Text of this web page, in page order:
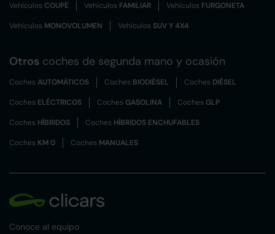
VehículosCOUPÉ Vehículos FAMILIAR Vehículos FURGONETA
Vehículos MONOVOLUMEN Vehículos SUV Y 4X4
Otros coches de segunda mano y ocasión
CochesAUTOMÁTICOS Coches BIODIÉSEL Coches DIÉSEL
Coches ELÉCTRICOS CochesGASOLINA CochesGLP
Coches HÍBRIDOS Coches HÍBRIDOS ENCHUFABLES
Coches KM 0 Coches MANUALES
Conoce al equipo